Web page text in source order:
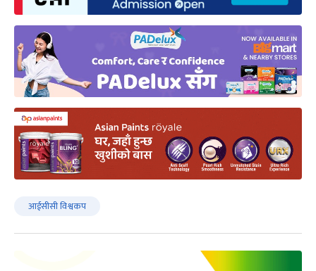
आईसीसी विश्वकप